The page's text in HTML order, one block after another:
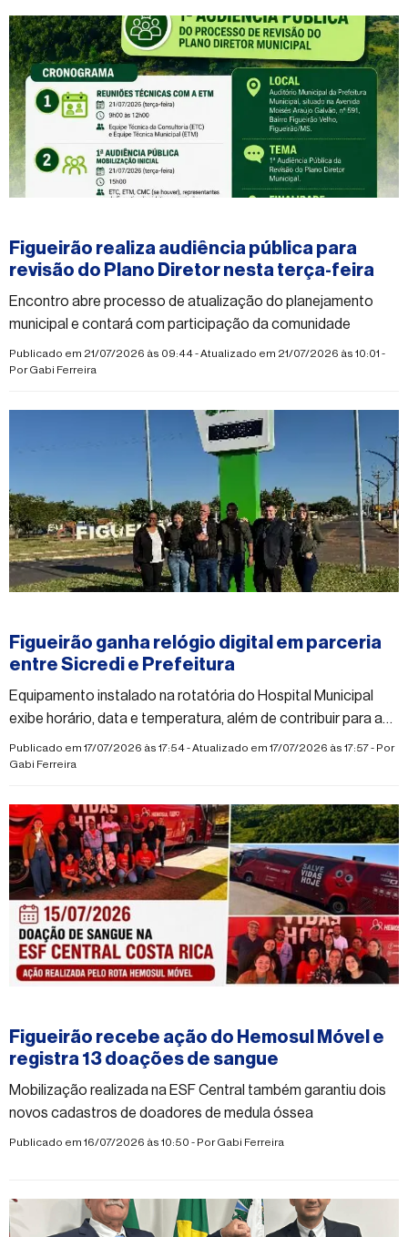
Figueirão realiza audiência pública para
revisão do Plano Diretor nesta terça-feira
Encontro abre processo de atualização do planejamento
municipal e contará com participação da comunidade
Publicado em 21/07/2026 às 09:44 - Atualizado em 21/07/2026 às 10:01 -
PorGabi Ferreira
Figueirão ganha relógio digital em parceria
entre Sicredi e Prefeitura
Equipamento instalado na rotatória do Hospital Municipal
exibe horário, data e temperatura, além de contribuir para a
modernização do espaço urbano
Publicado em 17/07/2026 às 17:54 - Atualizado em 17/07/2026 às 17:57 - Por
Gabi Ferreira
Figueirão recebe ação do Hemosul Móvel e
registra 13 doações de sangue
Mobilização realizada na ESF Central também garantiu dois
novos cadastros de doadores de medula óssea
Publicado em 16/07/2026 às 10:50 - PorGabi Ferreira